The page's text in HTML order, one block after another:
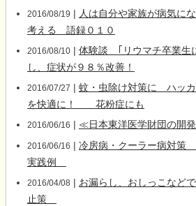
2016/08/19 | 人は自分や家族が病気に
考える 語録０１０
2016/08/10| 体験談 ｢リウマチ卒業生
し、症状が９８％改善！
2016/07/27 | 蚊・虫除け対策に ハッ
を快適に！ 花粉症にも
2016/06/16 | ≪日本東洋医学財団の開
2016/06/16 | 冷房病・クーラー病対策
実践例
2016/04/08 | お漏らし、おしっこな
止策